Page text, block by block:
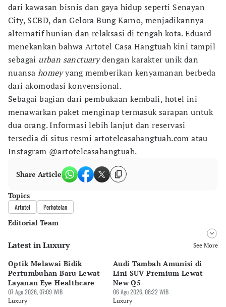
dari kawasan bisnis dan gaya hidup seperti Senayan
City, SCBD, dan Gelora Bung Karno, menjadikannya
alternatif hunian dan relaksasi di tengah kota. Eduard
menekankan bahwa Artotel Casa Hangtuah kini tampil
sebagai urban sanctuarydengan karakter unik dan
nuansa homeyyang memberikan kenyamanan berbeda
dari akomodasi konvensional.
Sebagai bagian dari pembukaan kembali, hotel ini
menawarkan paket menginap termasuk sarapan untuk
dua orang. Informasi lebih lanjut dan reservasi
tersedia di situs resmi artotelcasahangtuah.com atau
Instagram @artotelcasahangtuah.
Share Article
Topics
Artotel Perhotelan
Editorial Team
Editor
Editor
Ekarina .
Latest in Luxury See More
Optik Melawai Bidik
Pertumbuhan Baru Lewat
Layanan Eye Healthcare
07 Agu 2026, 07:09 WIB
Luxury
Audi Tambah Amunisi di
Lini SUV Premium Lewat
New Q5
06 Agu 2026, 08:22 WIB
Luxury